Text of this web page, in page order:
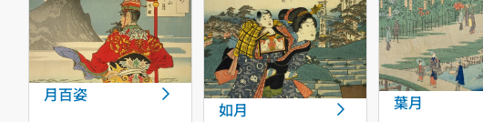
月百姿
如月 葉月